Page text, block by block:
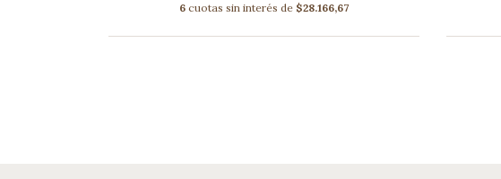
6 cuotas sin interés de $28.166,67